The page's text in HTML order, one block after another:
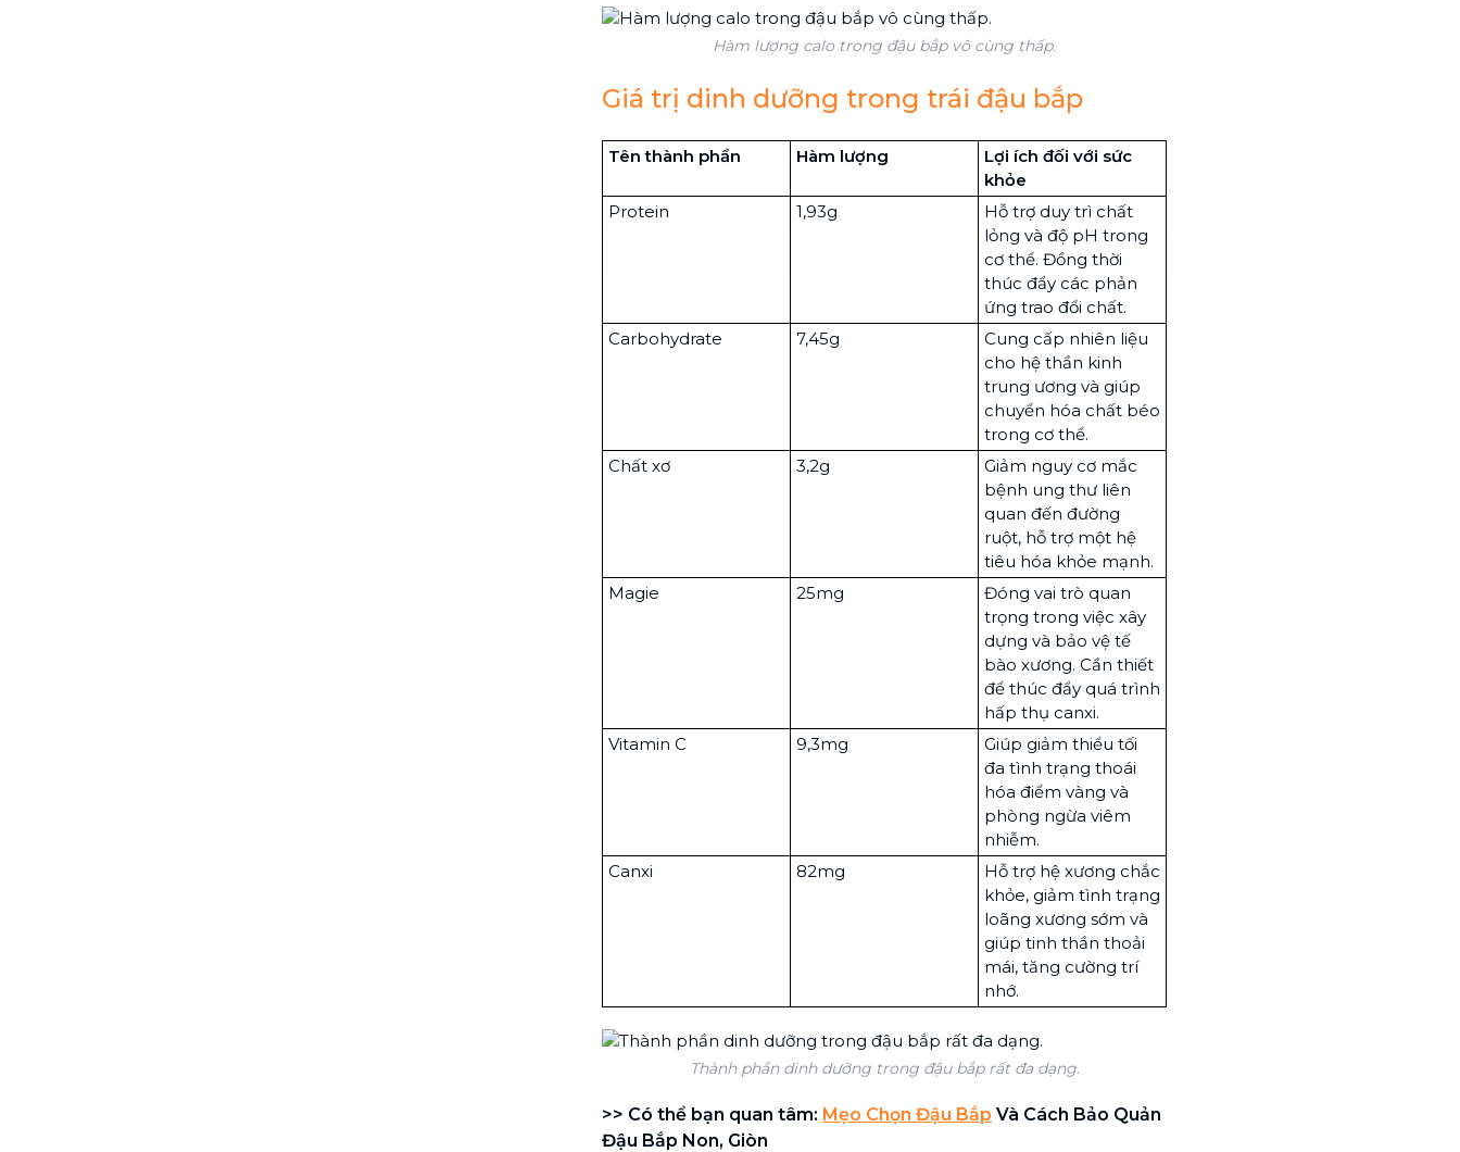
Hàm lượng calo trong đậu bắp vô cùng thấp.
Giá trị dinh dưỡng trong trái đậu bắp
Tên thành phần Hàm lượng
Lợi ích đối với sức
khỏe
Protein
1,93g
Hỗ trợ duy trì chất
lỏng và độ pH trong
cơ thể. Đồng thời
thúc đẩy các phản
ứng trao đổi chất.
Carbohydrate
7,45g
Cung cấp nhiên liệu
cho hệ thần kinh
trung ương và giúp
chuyển hóa chất béo
trong cơ thể.
Chất xơ
3,2g
Giảm nguy cơ mắc
bệnh ung thư liên
quan đến đường
ruột, hỗ trợ một hệ
tiêu hóa khỏe mạnh.
Magie
25mg
Đóng vai trò quan
trọng trong việc xây
dựng và bảo vệ tế
bào xương. Cần thiết
để thúc đẩy quá trình
hấp thụ canxi.
Vitamin C
9,3mg
Giúp giảm thiểu tối
đa tình trạng thoái
hóa điểm vàng và
phòng ngừa viêm
nhiễm.
Canxi
82mg
Hỗ trợ hệ xương chắc
khỏe, giảm tình trạng
loãng xương sớm và
giúp tinh thần thoải
mái, tăng cường trí
nhớ.
Thành phần dinh dưỡng trong đậu bắp rất đa dạng.
>> Có thể bạn quan tâm: Mẹo Chọn Đậu Bắp Và Cách Bảo Quản
Đậu Bắp Non, Giòn